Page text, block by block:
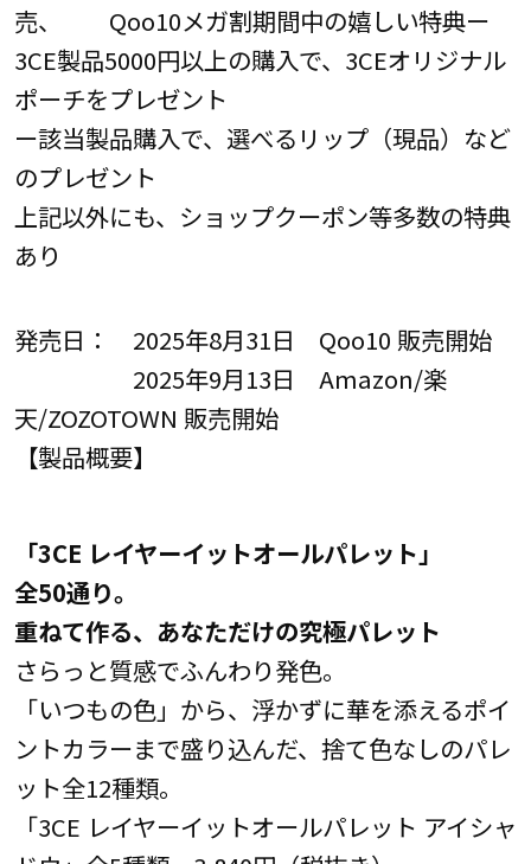
売、 Qoo10メガ割期間中の嬉しい特典ー
3CE製品5000円以上の購入で、3CEオリジナル
ポーチをプレゼント
ー該当製品購入で、選べるリップ（現品）など
のプレゼント
上記以外にも、ショップクーポン等多数の特典
あり
発売日： 2025年8月31日 Qoo10 販売開始
2025年9月13日 Amazon/楽
天/ZOZOTOWN 販売開始
【製品概要】
「3CE レイヤーイットオールパレット」
全50通り。
重ねて作る、あなただけの究極パレット
さらっと質感でふんわり発色。
「いつもの色」から、浮かずに華を添えるポイ
ントカラーまで盛り込んだ、捨て色なしのパレ
ット全12種類。
「3CE レイヤーイットオールパレット アイシャ